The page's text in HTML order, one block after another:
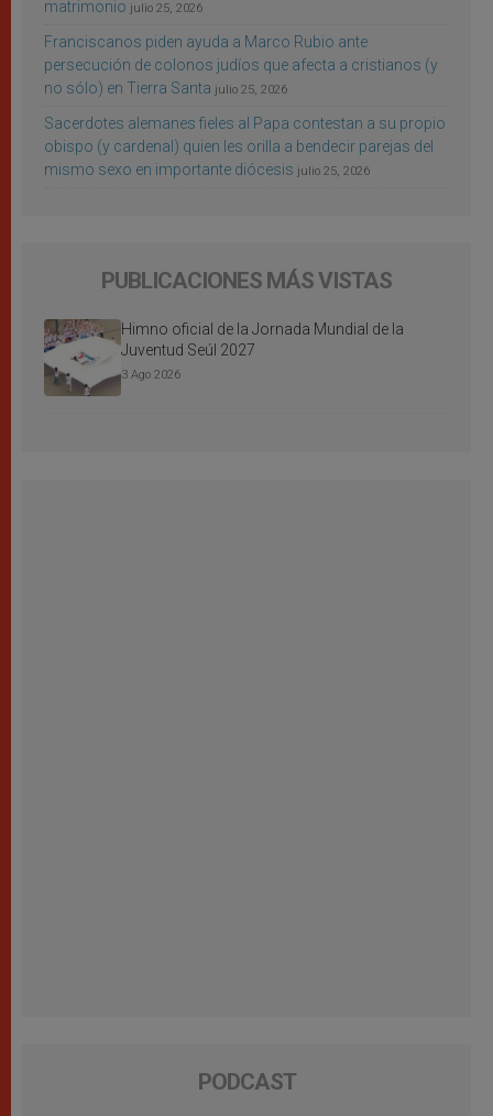
matrimonio julio 25, 2026
Franciscanos piden ayuda a Marco Rubio ante
persecución de colonos judíos que afecta a cristianos (y
no sólo) en Tierra Santa julio 25, 2026
Sacerdotes alemanes fieles al Papa contestan a su propio
obispo (y cardenal) quien les orilla a bendecir parejas del
mismo sexo en importante diócesis julio 25, 2026
PUBLICACIONES MÁS VISTAS
Himno oficial de la Jornada Mundial de la
Juventud Seúl 2027
3 Ago 2026
PODCAST